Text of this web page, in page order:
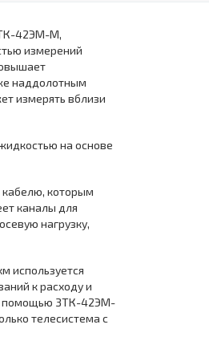
42ЭМ-М,
измерений
наддолотным
измерять вблизи
на основе
кабелю, которым
каналы для
нагрузку,
используется
к расходу и
с помощью ЗТК-42ЭМ-
телесистема с